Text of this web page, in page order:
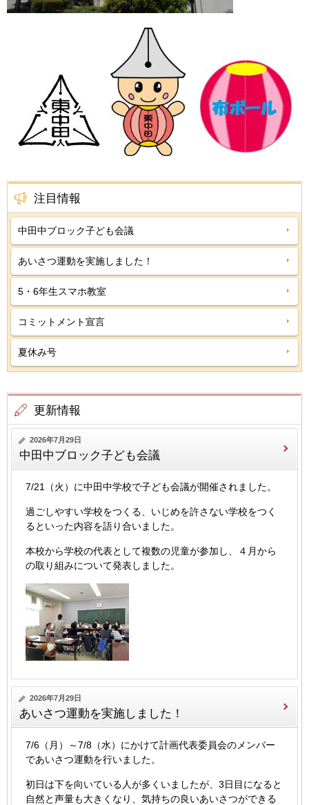
注目情報
中田中ブロック子ども会議
あいさつ運動を実施しました！
5・6年生スマホ教室
コミットメント宣言
夏休み号
更新情報
2026年7月29日
中田中ブロック子ども会議
7/21（火）に中田中学校で子ども会議が開催されました。
過ごしやすい学校をつくる、いじめを許さない学校をつく
るといった内容を語り合いました。
本校から学校の代表として複数の児童が参加し、４月から
の取り組みについて発表しました。
2026年7月29日
あいさつ運動を実施しました！
7/6（月）～7/8（水）にかけて計画代表委員会のメンバー
であいさつ運動を行いました。
初日は下を向いている人が多くいましたが、3日目になると
自然と声量も大きくなり、気持ちの良いあいさつができる